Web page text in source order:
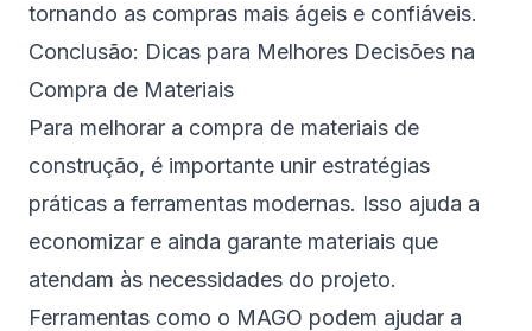
tornando as compras mais ágeis e confiáveis.
Conclusão: Dicas para Melhores Decisões na
Compra de Materiais
Para melhorar a compra de materiais de
construção, é importante unir estratégias
práticas a ferramentas modernas. Isso ajuda a
economizar e ainda garante materiais que
atendam às necessidades do projeto.
Ferramentas como o MAGO podem ajudar a